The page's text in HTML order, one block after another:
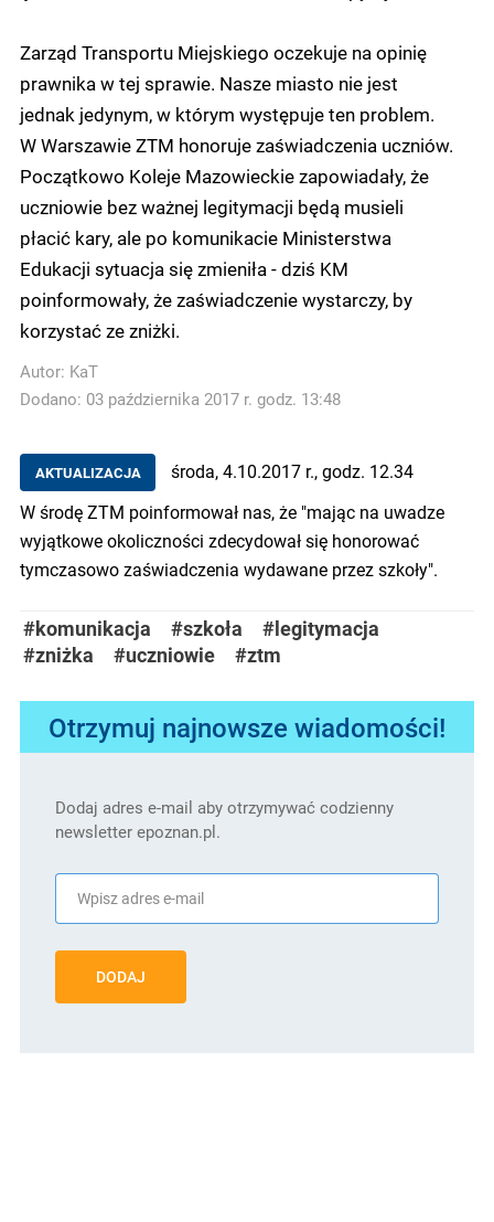
Zarząd Transportu Miejskiego oczekuje na opinię
prawnika w tej sprawie. Nasze miasto nie jest
jednak jedynym, w którym występuje ten problem.
W Warszawie ZTM honoruje zaświadczenia uczniów.
Początkowo Koleje Mazowieckie zapowiadały, że
uczniowie bez ważnej legitymacji będą musieli
płacić kary, ale po komunikacie Ministerstwa
Edukacji sytuacja się zmieniła - dziś KM
poinformowały, że zaświadczenie wystarczy, by
korzystać ze zniżki.
Autor: KaT
Dodano: 03 października 2017 r. godz. 13:48
AKTUALIZACJA
środa, 4.10.2017 r., godz. 12.34
W środę ZTM poinformował nas, że "mając na uwadze
wyjątkowe okoliczności zdecydował się honorować
tymczasowo zaświadczenia wydawane przez szkoły".
#komunikacja #szkoła
#legitymacja
#zniżka
#uczniowie #ztm
Otrzymuj najnowsze wiadomości!
Dodaj adres e-mail aby otrzymywać codzienny
newsletter epoznan.pl.
DODAJ